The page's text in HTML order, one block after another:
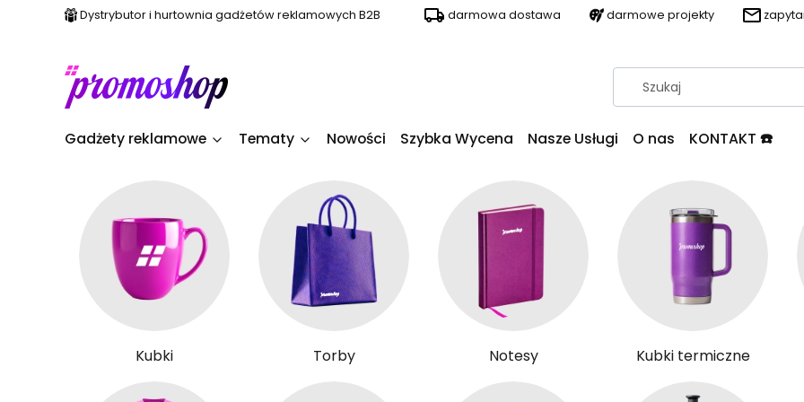
Dystrybutor i hurtownia gadżetów reklamowych B2B darmowa dostawa darmowe projekty
Gadżety reklamowe Tematy Nowości Szybka Wycena Nasze Usługi O nas KONTAKT ☎️
Kubki Torby Notesy Kubki termiczne